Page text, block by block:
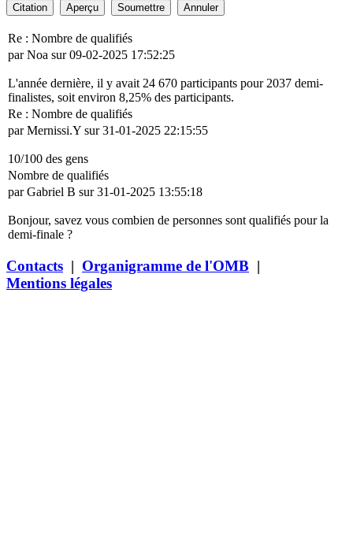
Citation Aperçu Soumettre Annuler
Re : Nombre de qualifiés
par Noa sur 09-02-2025 17:52:25
L'année dernière, il y avait 24 670 participants pour 2037 demi-
finalistes, soit environ 8,25% des participants.
Re : Nombre de qualifiés
par Mernissi.Y sur 31-01-2025 22:15:55
10/100 des gens
Nombre de qualifiés
par Gabriel B sur 31-01-2025 13:55:18
Bonjour, savez vous combien de personnes sont qualifiés pour la
demi-finale ?
Contacts | Organigramme de l'OMB |
Mentions légales